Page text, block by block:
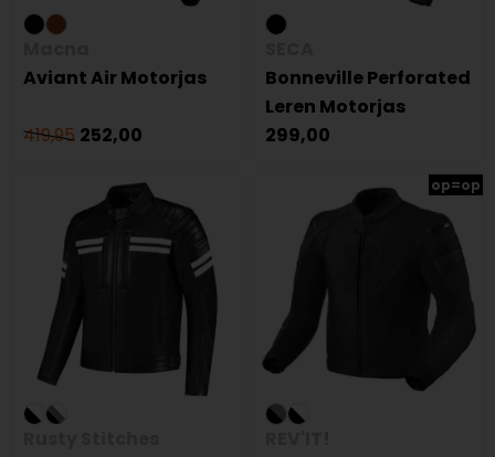
Aviant Air Motorjas
419,95 252,00
Bonneville Perforated
Leren Motorjas
299,00
op=op